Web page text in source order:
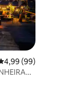
de uma
4,99 (99)